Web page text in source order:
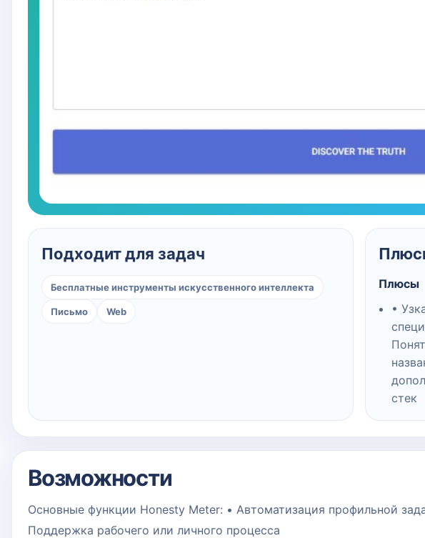
Подходит для задач
Бесплатные инструменты искусственного интеллекта
Письмо Web
Плюсы
•
стек
Возможности
Основные функции Honesty Meter: • Автоматизация профильной
Поддержка рабочего или личного процесса